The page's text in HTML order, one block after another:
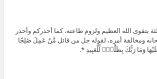
بتقوى الله العظيم ولزوم طاعته، كما أحذركم وأحذر
ومخالفة أمره، لقوله جل من قائل مَّنْ عَمِلَ صَٰلِحًا
وَمَا رَبُّكَ بِظَلَّٰمٍۢ لِّلْعَبِيدِ *.